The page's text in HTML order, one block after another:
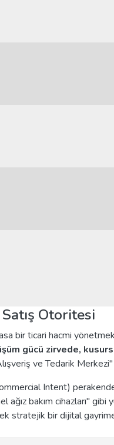
Otoritesi
bir ticari hacmi
gücü zirvede,
ve Tedarik
Intent)
bakım cihazları" gibi
stratejik bir dijital